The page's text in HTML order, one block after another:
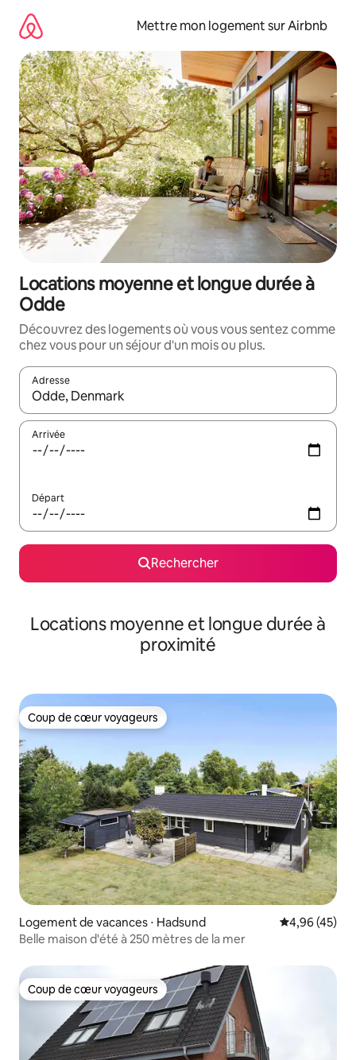
directement
contenu
Mettre mon logement sur Airbnb
Locations moyenne et longue durée à
Odde
Découvrez des logements où vous vous sentez comme
chez vous pour un séjour d'un mois ou plus.
Adresse
Lorsque les résultats s'affichent, utilisez les flèches vers le
Arrivée
Départ
Rechercher
Locations moyenne et longue durée à
proximité
Coup de cœur voyageurs
Coup de cœur voyageurs
Logement de vacances ⋅ Hadsund Évaluation
4,96 (45)
Belle maison d'été à 250 mètres de la mer
Coup de cœur voyageurs
Coup de cœur voyageurs